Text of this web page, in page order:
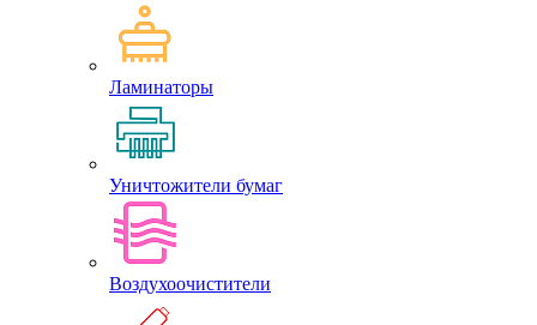
Ламинаторы
Уничтожители бумаг
Воздухоочистители